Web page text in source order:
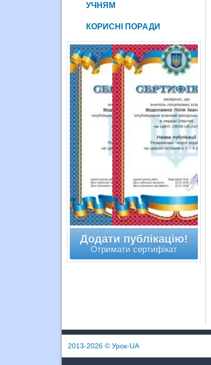
УЧНЯМ
КОРИСНІ ПОРАДИ
Додати публікацію!
Отримати сертифікат
2013-2026© Урок-UA